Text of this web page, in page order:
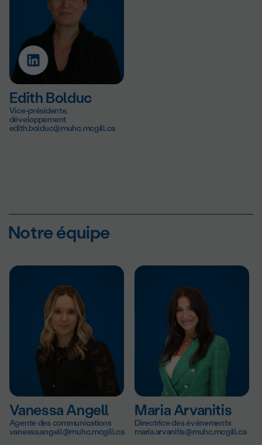
Edith Bolduc
Vice-présidente,
développement
edith.bolduc@muhc.mcgill.ca
Notre équipe
Vanessa Angell
Agente des communications
vanessa.angell@muhc.mcgill.ca
Maria Arvanitis
Directrice des événements
maria.arvanitis@muhc.mcgill.ca